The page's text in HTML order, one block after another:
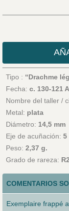
Tipo : “Drachme
Fecha: c. 130-121
Nombre del taller /
Metal: plata
Diámetro: 14,5 mm
Eje de acuñación: 5
Peso: 2,37 g.
Grado de rareza: R2
COMENTARIOS
Exemplaire frappé